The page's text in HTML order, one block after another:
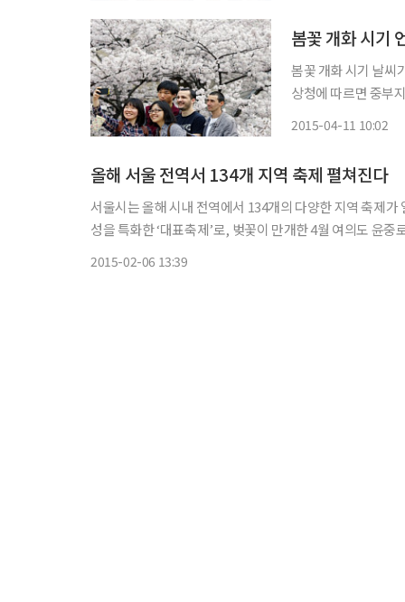
봄꽃 개화 시기
봄꽃 개화 시기 날씨가 포근해지면서 봄꽃 개화 시기와 봄꽃 축제에 관심이 모아지고 있다. 기
상청에 따르면 중부
2015-04-11 10:02
올해 서울 전역서 134개 지역 축제 펼쳐진다
서울시는 올해 시내 전역에서 134개의 다양한 지역 축제가 열린다고 6일 밝혔다. 134개 중 25
성을 특화한 ‘대표축제’로, 벚꽃이 만개한 4월 여의도 윤
2015-02-06 13:39